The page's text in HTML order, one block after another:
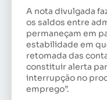
A nota divulgada
os saldos entre
permaneçam em
estabilidade em
retomada das
constituir alerta
interrupção no
emprego”.